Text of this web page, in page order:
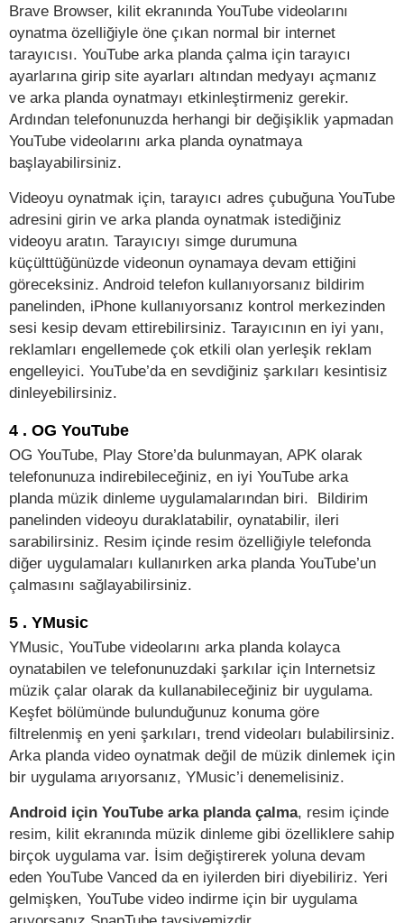
Brave Browser, kilit ekranında YouTube videolarını
oynatma özelliğiyle öne çıkan normal bir internet
tarayıcısı. YouTube arka planda çalma için tarayıcı
ayarlarına girip site ayarları altından medyayı açmanız
ve arka planda oynatmayı etkinleştirmeniz gerekir.
Ardından telefonunuzda herhangi bir değişiklik yapmadan
YouTube videolarını arka planda oynatmaya
başlayabilirsiniz.
Videoyu oynatmak için, tarayıcı adres çubuğuna YouTube
adresini girin ve arka planda oynatmak istediğiniz
videoyu aratın. Tarayıcıyı simge durumuna
küçülttüğünüzde videonun oynamaya devam ettiğini
göreceksiniz. Android telefon kullanıyorsanız bildirim
panelinden, iPhone kullanıyorsanız kontrol merkezinden
sesi kesip devam ettirebilirsiniz. Tarayıcının en iyi yanı,
reklamları engellemede çok etkili olan yerleşik reklam
engelleyici. YouTube’da en sevdiğiniz şarkıları kesintisiz
dinleyebilirsiniz.
4 . OG YouTube
OG YouTube, Play Store’da bulunmayan, APK olarak
telefonunuza indirebileceğiniz, en iyi YouTube arka
planda müzik dinleme uygulamalarından biri. Bildirim
panelinden videoyu duraklatabilir, oynatabilir, ileri
sarabilirsiniz. Resim içinde resim özelliğiyle telefonda
diğer uygulamaları kullanırken arka planda YouTube’un
çalmasını sağlayabilirsiniz.
5 . YMusic
YMusic, YouTube videolarını arka planda kolayca
oynatabilen ve telefonunuzdaki şarkılar için Internetsiz
müzik çalar olarak da kullanabileceğiniz bir uygulama.
Keşfet bölümünde bulunduğunuz konuma göre
filtrelenmiş en yeni şarkıları, trend videoları bulabilirsiniz.
Arka planda video oynatmak değil de müzik dinlemek için
bir uygulama arıyorsanız, YMusic’i denemelisiniz.
Android için YouTube arka planda çalma, resim içinde
resim, kilit ekranında müzik dinleme gibi özelliklere sahip
birçok uygulama var. İsim değiştirerek yoluna devam
eden YouTube Vanced da en iyilerden biri diyebiliriz. Yeri
gelmişken, YouTube video indirme için bir uygulama